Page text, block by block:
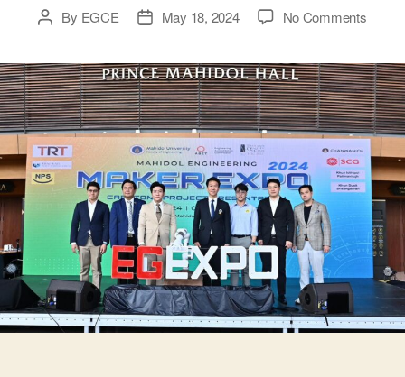
Engineering,
PostBy EGCE
PostMay 18, 2024 No Commentson
จัด
งาน
Maker
Expo
2024
Project